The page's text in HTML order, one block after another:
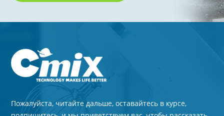
Пожалуйста, читайте дальше, оставайтесь в курсе,